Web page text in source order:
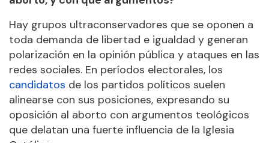
Hay grupos ultraconservadores que se oponen a
toda demanda de libertad e igualdad y generan
polarización en la opinión pública y ataques en las
redes sociales. En períodos electorales, los
candidatos de los partidos políticos suelen
alinearse con sus posiciones, expresando su
oposición al aborto con argumentos teológicos
que delatan una fuerte influencia de la Iglesia